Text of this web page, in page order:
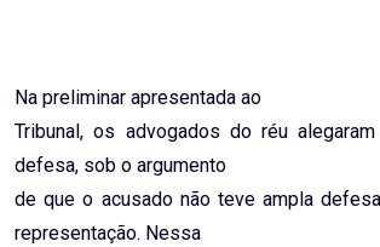
Na preliminar apresentada ao
Tribunal, os advogados do réu
defesa, sob o argumento
de que o acusado não teve ampla
representação. Nessa